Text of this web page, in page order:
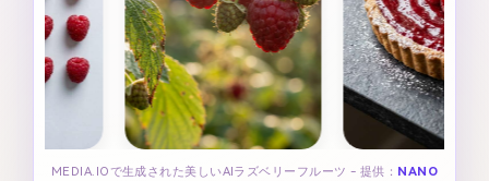
MEDIA.IOで生成された美しいAIラズベリーフルーツ - 提供： NANO